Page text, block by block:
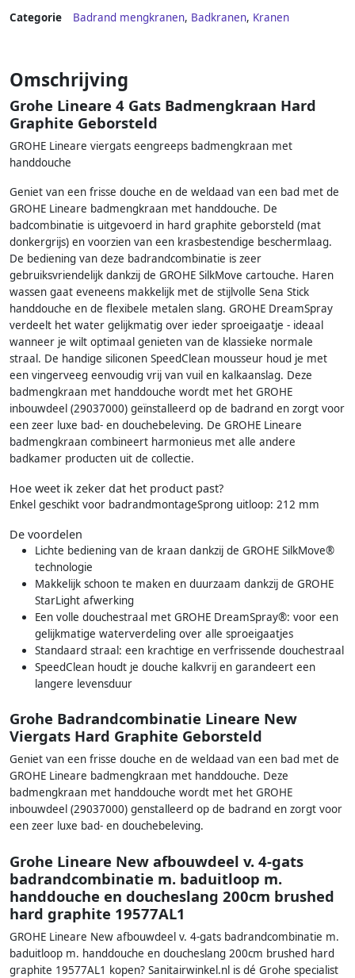
Categorie Badrand mengkranen, Badkranen, Kranen
Omschrijving
Grohe Lineare 4 Gats Badmengkraan Hard
Graphite Geborsteld
GROHE Lineare viergats eengreeps badmengkraan met
handdouche
Geniet van een frisse douche en de weldaad van een bad met de
GROHE Lineare badmengkraan met handdouche. De
badcombinatie is uitgevoerd in hard graphite geborsteld (mat
donkergrijs) en voorzien van een krasbestendige beschermlaag.
De bediening van deze badrandcombinatie is zeer
gebruiksvriendelijk dankzij de GROHE SilkMove cartouche. Haren
wassen gaat eveneens makkelijk met de stijlvolle Sena Stick
handdouche en de flexibele metalen slang. GROHE DreamSpray
verdeelt het water gelijkmatig over ieder sproeigaatje - ideaal
wanneer je wilt optimaal genieten van de klassieke normale
straal. De handige siliconen SpeedClean mousseur houd je met
een vingerveeg eenvoudig vrij van vuil en kalkaanslag. Deze
badmengkraan met handdouche wordt met het GROHE
inbouwdeel (29037000) geïnstalleerd op de badrand en zorgt voor
een zeer luxe bad- en douchebeleving. De GROHE Lineare
badmengkraan combineert harmonieus met alle andere
badkamer producten uit de collectie.
Hoe weet ik zeker dat het product past?
Enkel geschikt voor badrandmontageSprong uitloop: 212 mm
De voordelen
Lichte bediening van de kraan dankzij de GROHE SilkMove®
technologie
Makkelijk schoon te maken en duurzaam dankzij de GROHE
StarLight afwerking
Een volle douchestraal met GROHE DreamSpray®: voor een
gelijkmatige waterverdeling over alle sproeigaatjes
Standaard straal: een krachtige en verfrissende douchestraal
SpeedClean houdt je douche kalkvrij en garandeert een
langere levensduur
Grohe Badrandcombinatie Lineare New
Viergats Hard Graphite Geborsteld
Geniet van een frisse douche en de weldaad van een bad met de
GROHE Lineare badmengkraan met handdouche. Deze
badmengkraan met handdouche wordt met het GROHE
inbouwdeel (29037000) genstalleerd op de badrand en zorgt voor
een zeer luxe bad- en douchebeleving.
Grohe Lineare New afbouwdeel v. 4-gats
badrandcombinatie m. baduitloop m.
handdouche en doucheslang 200cm brushed
hard graphite 19577AL1
GROHE Lineare New afbouwdeel v. 4-gats badrandcombinatie m.
baduitloop m. handdouche en doucheslang 200cm brushed hard
graphite 19577AL1 kopen? Sanitairwinkel.nl is dé Grohe specialist